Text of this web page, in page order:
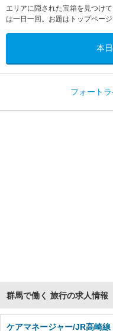
エリアに隠された宝箱を見つけ
は一日一回。お題はトップページ
本
フォート
群馬で働く 旅行の求人情報
ケアマネージャー/JR高崎